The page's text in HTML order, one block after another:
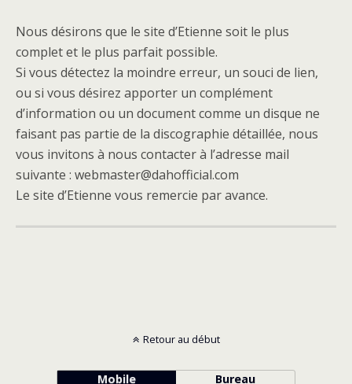
Nous désirons que le site d’Etienne soit le plus
complet et le plus parfait possible.
Si vous détectez la moindre erreur, un souci de lien,
ou si vous désirez apporter un complément
d’information ou un document comme un disque ne
faisant pas partie de la discographie détaillée, nous
vous invitons à nous contacter à l’adresse mail
suivante : webmaster@dahofficial.com
Le site d’Etienne vous remercie par avance.
Retour au début
Mobile Bureau